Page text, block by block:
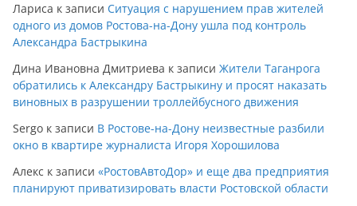
Лариса к записи Ситуация с нарушением прав жителей
одного из домов Ростова-на-Дону ушла под контроль
Александра Бастрыкина
Дина Ивановна Дмитриева к записи Жители Таганрога
обратились к Александру Бастрыкину и просят наказать
виновных в разрушении троллейбусного движения
Sergo к записи В Ростове-на-Дону неизвестные разбили
окно в квартире журналиста Игоря Хорошилова
Алекс к записи «РостовАвтоДор» и еще два предприятия
планируют приватизировать власти Ростовской области